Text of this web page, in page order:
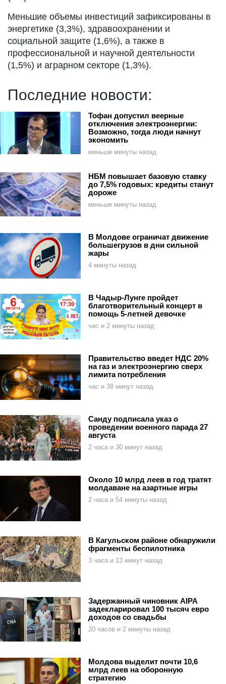
Меньшие объемы инвестиций зафиксированы в
энергетике (3,3%), здравоохранении и
социальной защите (1,6%), а также в
профессиональной и научной деятельности
(1,5%) и аграрном секторе (1,3%).
Последние новости:
Тофан допустил веерные
отключения электроэнергии:
Возможно, тогда люди начнут
экономить
меньше минуты назад
НБМ повышает базовую ставку
до 7,5% годовых: кредиты станут
дороже
меньше минуты назад
В Молдове ограничат движение
большегрузов в дни сильной
жары
4 минуты назад
В Чадыр-Лунге пройдет
благотворительный концерт в
помощь 5-летней девочке
час и 2 минуты назад
Правительство введет НДС 20%
на газ и электроэнергию сверх
лимита потребления
час и 38 минут назад
Санду подписала указ о
проведении военного парада 27
августа
2 часа и 30 минут назад
Около 10 млрд леев в год тратят
молдаване на азартные игры
2 часа и 54 минуты назад
В Кагульском районе обнаружили
фрагменты беспилотника
3 часа и 13 минут назад
Задержанный чиновник AIPA
задекларировал 100 тысяч евро
доходов со свадьбы
20 часов и 2 минуты назад
Молдова выделит почти 10,6
млрд леев на оборонную
стратегию